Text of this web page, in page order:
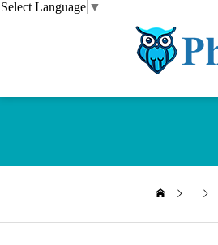
Select Language ▼